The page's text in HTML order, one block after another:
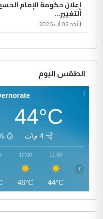
إعلان حكومة الإمام
التغيير...
الأحد 02 آب 2026
الطقس اليوم
44°C
4 م\ث
11:00
44°C
12:00
46°C
›